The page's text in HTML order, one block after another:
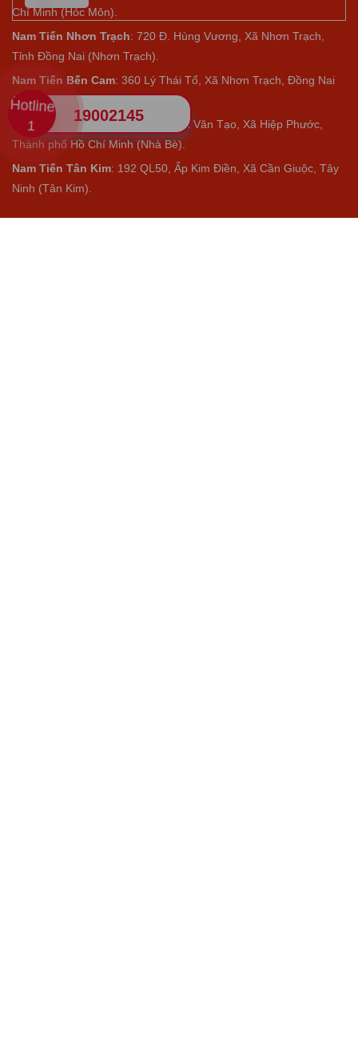
Chí Minh (Hóc Môn).
Nam Tiến Nhơn Trạch: 720 Đ. Hùng Vương, Xã Nhơn Trạch,
Tỉnh Đồng Nai (Nhơn Trạch).
Nam Tiến Bến Cam: 360 Lý Thái Tổ, Xã Nhơn Trạch, Đồng Nai
(Bến Cam).
Nam Tiến Nhà Bè: Số 770 Nguyễn Văn Tạo, Xã Hiệp Phước,
Thành phố Hồ Chí Minh (Nhà Bè).
Nam Tiến Tân Kim: 192 QL50, Ấp Kim Điền, Xã Cần Giuộc, Tây
Ninh (Tân Kim).
Hotline
1
19002145